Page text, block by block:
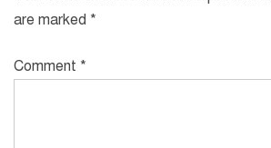
are marked *
Comment *